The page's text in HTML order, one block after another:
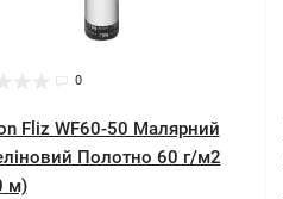
0
Fliz WF60-50 Малярний
Полотно 60 г/м2
м)